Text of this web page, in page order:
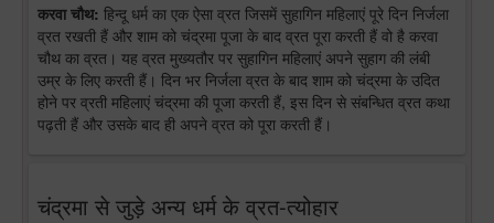
करवा चौथ: हिन्दू धर्म का एक ऐसा व्रत जिसमें सुहागिन महिलाएं पूरे दिन निर्जला
व्रत रखती हैं और शाम को चंद्रमा पूजा के बाद व्रत पूरा करती हैं वो है करवा
चौथ का व्रत। यह व्रत मुख्यतौर पर सुहागिन महिलाएं अपने सुहाग की लंबी
उम्र के लिए करती हैं। दिन भर निर्जला व्रत के बाद शाम को चंद्रमा के उदित
होने पर व्रती महिलाएं चंद्रमा की पूजा करती हैं, इस दिन से संबन्धित व्रत कथा
पढ़ती हैं और उसके बाद ही अपने व्रत को पूरा करती हैं।
चंद्रमा से जुड़े अन्य धर्म के व्रत-त्योहार